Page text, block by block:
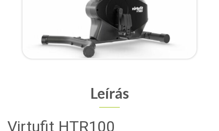
Leírás
Virtufit HTR100